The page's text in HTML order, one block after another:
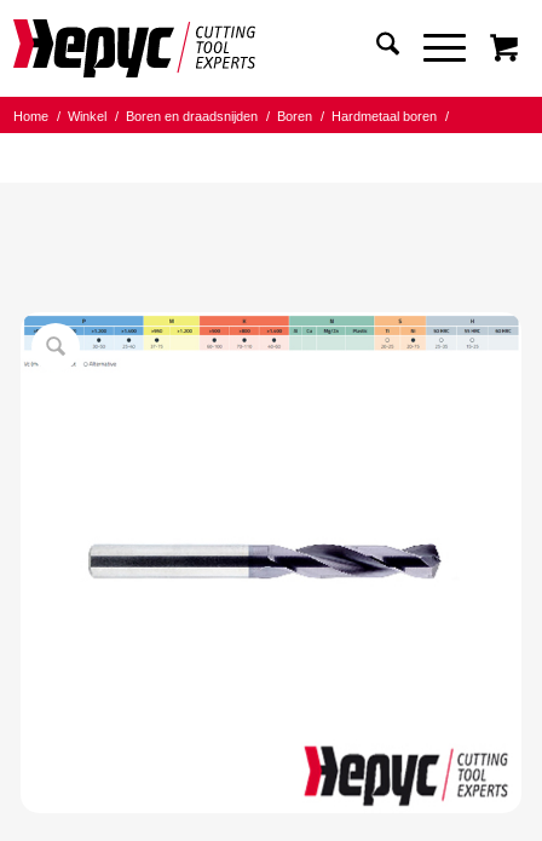
Home / Winkel / Boren en draadsnijden / Boren / Hardmetaal boren
/